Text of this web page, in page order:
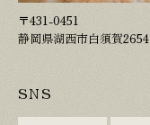
〒431-0451
静岡県湖西市白須賀2654
SNS